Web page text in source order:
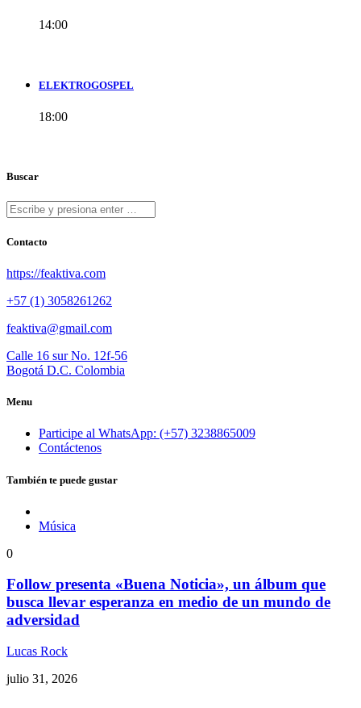
14:00
ELEKTROGOSPEL
18:00
Buscar
Contacto
https://feaktiva.com
+57 (1) 3058261262
feaktiva@gmail.com
Calle 16 sur No. 12f-56
Bogotá D.C. Colombia
Menu
Participe al WhatsApp: (+57) 3238865009
Contáctenos
También te puede gustar
Música
0
Follow presenta «Buena Noticia», un álbum que
busca llevar esperanza en medio de un mundo de
adversidad
Lucas Rock
julio 31, 2026